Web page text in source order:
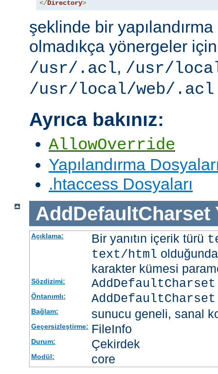
</Directory>
şeklinde bir
olmadıkça yönergeler
/usr/.acl, /usr/
/usr/local/web/.acl
Ayrıca bakınız:
AllowOverride
Yapılandırma
.htaccess Dosyaları
AddDefaultCharset
Açıklama: Bir yanıtın içerik türü
text/html
karakter kümesi
Sözdizimi:
Öntanımlı:
Bağlam: sunucu geneli, sanal
Geçersizleştirme: FileInfo
Durum: Çekirdek
Modül: core